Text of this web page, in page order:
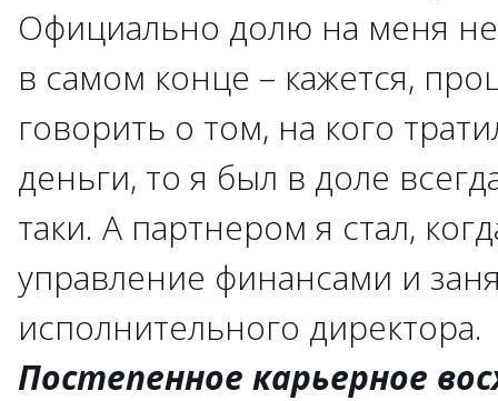
Официально долю на меня
в самом конце – кажется,
говорить о том, на кого
деньги, то я был в доле
таки. А партнером я стал,
управление финансами и
исполнительного директора.
Постепенное карьерное